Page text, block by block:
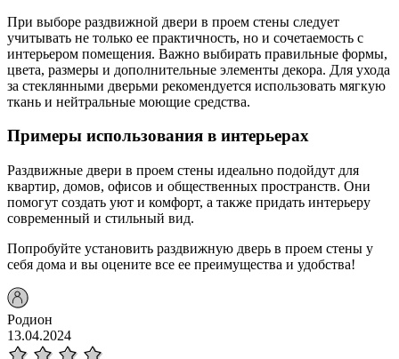
При выборе раздвижной двери в проем стены следует
учитывать не только ее практичность, но и сочетаемость с
интерьером помещения. Важно выбирать правильные формы,
цвета, размеры и дополнительные элементы декора. Для ухода
за стеклянными дверьми рекомендуется использовать мягкую
ткань и нейтральные моющие средства.
Примеры использования в интерьерах
Раздвижные двери в проем стены идеально подойдут для
квартир, домов, офисов и общественных пространств. Они
помогут создать уют и комфорт, а также придать интерьеру
современный и стильный вид.
Попробуйте установить раздвижную дверь в проем стены у
себя дома и вы оцените все ее преимущества и удобства!
Родион
13.04.2024